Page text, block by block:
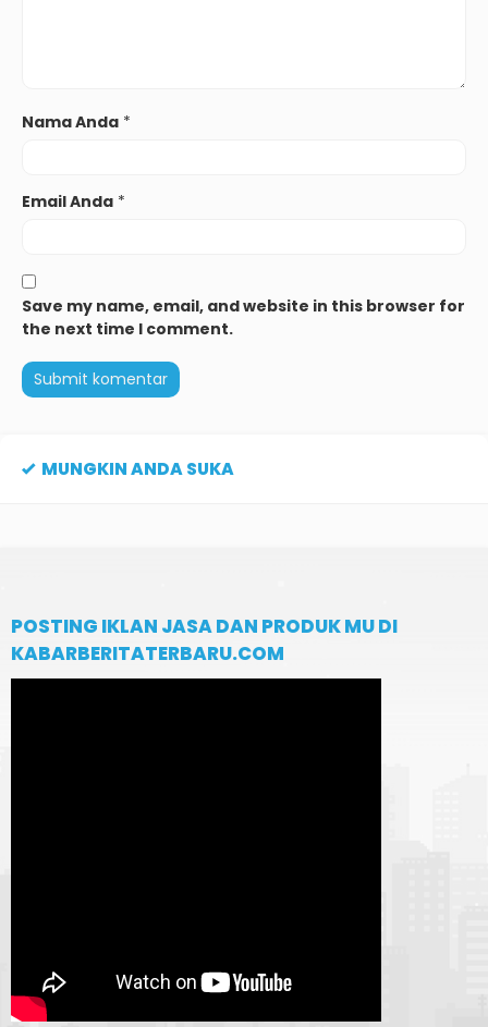
Nama Anda *
Email Anda *
Save my name, email, and website in this browser for
the next time I comment.
MUNGKIN ANDA SUKA
POSTING IKLAN JASA DAN PRODUK MU DI
KABARBERITATERBARU.COM